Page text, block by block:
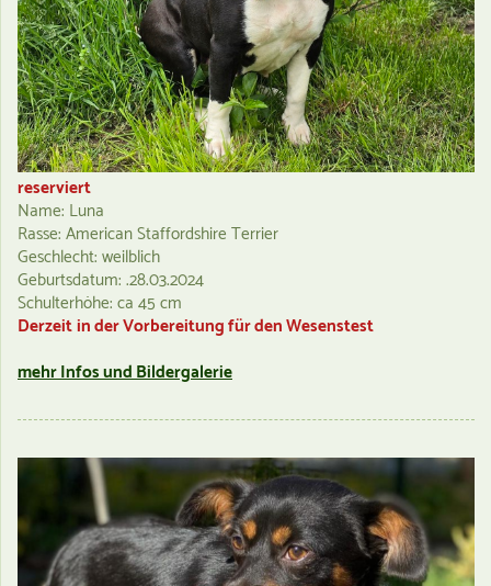
reserviert
Name: Luna
Rasse: American Staffordshire Terrier
Geschlecht: weilblich
Geburtsdatum: .28.03.2024
Schulterhöhe: ca 45 cm
Derzeit in der Vorbereitung für den Wesenstest
mehr Infos und Bildergalerie